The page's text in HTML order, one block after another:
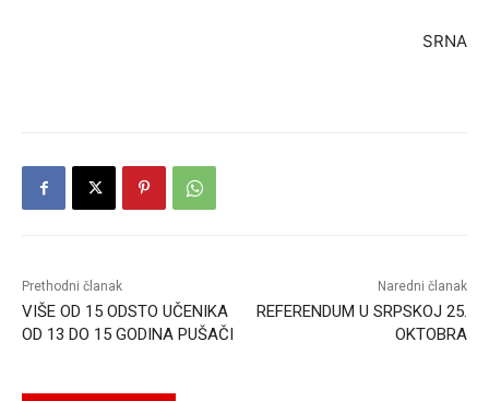
SRNA
Prethodni članak
VIŠE OD 15 ODSTO UČENIKA
OD 13 DO 15 GODINA PUŠAČI
Naredni članak
REFERENDUM U SRPSKOJ 25.
OKTOBRA